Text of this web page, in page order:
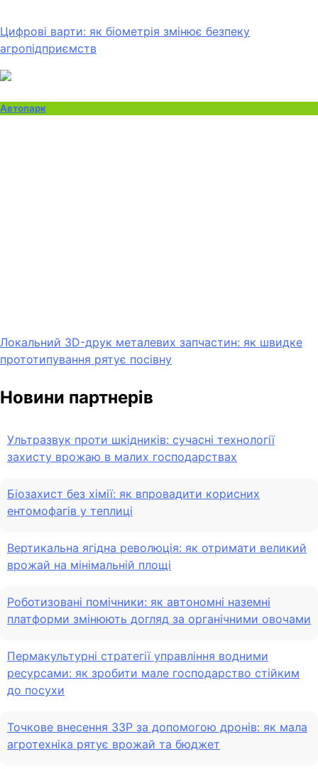
Цифрові варти: як біометрія змінює безпеку
агропідприємств
Автопарк
Локальний 3D-друк металевих запчастин: як швидке
прототипування рятує посівну
Новини партнерів
Ультразвук проти шкідників: сучасні технології
захисту врожаю в малих господарствах
Біозахист без хімії: як впровадити корисних
ентомофагів у теплиці
Вертикальна ягідна революція: як отримати великий
врожай на мінімальній площі
Роботизовані помічники: як автономні наземні
платформи змінюють догляд за органічними овочами
Пермакультурні стратегії управління водними
ресурсами: як зробити мале господарство стійким
до посухи
Точкове внесення ЗЗР за допомогою дронів: як мала
агротехніка рятує врожай та бюджет